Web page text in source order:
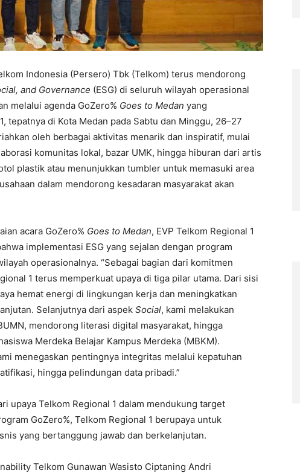
Indonesia (Persero) Tbk (Telkom) terus mendorong
and Governance (ESG) di seluruh wilayah operasional
melalui agenda GoZero% Goes to Medan yang
tepatnya di Kota Medan pada Sabtu dan Minggu, 26–27
oleh berbagai aktivitas menarik dan inspiratif, mulai
komunitas lokal, bazar UMK, hingga hiburan dari artis
plastik atau menunjukkan tumbler untuk memasuki area
dalam mendorong kesadaran masyarakat akan
acara GoZero% Goes to Medan, EVP Telkom Regional 1
implementasi ESG yang sejalan dengan program
operasionalnya. “Sebagai bagian dari komitmen
1 terus memperkuat upaya di tiga pilar utama. Dari sisi
hemat energi di lingkungan kerja dan meningkatkan
Selanjutnya dari aspek Social, kami melakukan
mendorong literasi digital masyarakat, hingga
Merdeka Belajar Kampus Merdeka (MBKM).
menegaskan pentingnya integritas melalui kepatuhan
hingga pelindungan data pribadi.”
upaya Telkom Regional 1 dalam mendukung target
GoZero%, Telkom Regional 1 berupaya untuk
yang bertanggung jawab dan berkelanjutan.
Telkom Gunawan Wasisto Ciptaning Andri